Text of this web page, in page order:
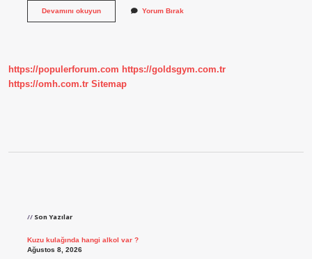
Devamını okuyunBeyyine
Yorum Bırak
https://populerforum.com https://goldsgym.com.tr
https://omh.com.tr Sitemap
Son Yazılar
Kuzu kulağında hangi alkol var ?
Ağustos 8, 2026